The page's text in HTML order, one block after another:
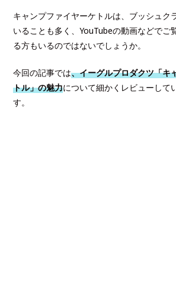
キャンプファイヤーケトルは、ブッシュク
いることも多く、YouTubeの動画などでご
る方もいるのではないでしょうか。
今回の記事では、イーグルプロダクツ「キ
トル」の魅力について細かくレビューして
す。